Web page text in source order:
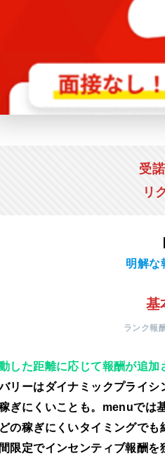
受
リ
明解な
基
ランク報
した距離に応じて報酬が追加
リーはダイナミックプライ
ぎにくいことも。menuでは
の稼ぎにくいタイミングで
限定でインセンティブ報酬